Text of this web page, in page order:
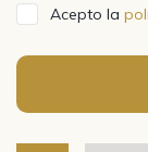
Acepto la